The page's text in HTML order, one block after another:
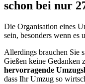
schon bei nur
Die Organisation eines
sein, besonders wenn es
Allerdings brauchen Sie
Gießen keine Gedanken
hervorragende
dass Ihr Umzug so